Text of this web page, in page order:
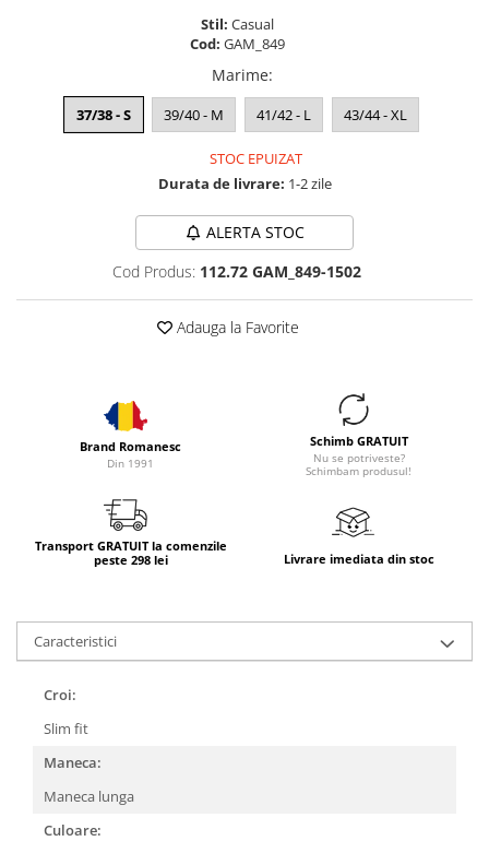
Stil: Casual
Cod: GAM_849
Marime:
37/38 - S 39/40 - M 41/42 - L 43/44 - XL
STOC EPUIZAT
Durata de livrare: 1-2 zile
ALERTA STOC
Cod Produs: 112.72 GAM_849-1502
Adauga la Favorite
Brand Romanesc
Din 1991
Schimb GRATUIT
Nu se potriveste?
Schimbam produsul!
Transport GRATUIT la comenzile
peste 298 lei
Livrare imediata din stoc
Caracteristici
Croi:
Slim fit
Maneca:
Maneca lunga
Culoare: